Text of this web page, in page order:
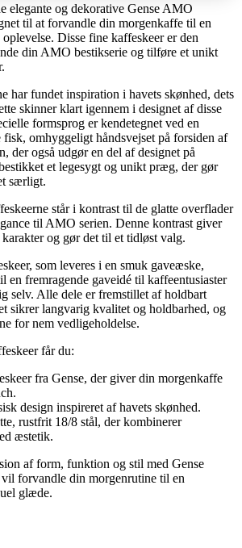
elegante og dekorative Gense AMO
til at forvandle din morgenkaffe til en
Disse fine kaffeskeer er den
din AMO bestikserie og tilføre et unikt
har fundet inspiration i havets skønhed, dets
skinner klart igennem i designet af disse
formsprog er kendetegnet ved en
omhyggeligt håndsvejset på forsiden af
der også udgør en del af designet på
et legesygt og unikt præg, der gør
særligt.
står i kontrast til de glatte overflader
til AMO serien. Denne kontrast giver
og gør det til et tidløst valg.
som leveres i en smuk gaveæske,
en fremragende gaveidé til kaffeentusiaster
selv. Alle dele er fremstillet af holdbart
sikrer langvarig kvalitet og holdbarhed, og
for nem vedligeholdelse.
får du:
fra Gense, der giver din morgenkaffe
design inspireret af havets skønhed.
rustfrit 18/8 stål, der kombinerer
æstetik.
af form, funktion og stil med Gense
forvandle din morgenrutine til en
glæde.